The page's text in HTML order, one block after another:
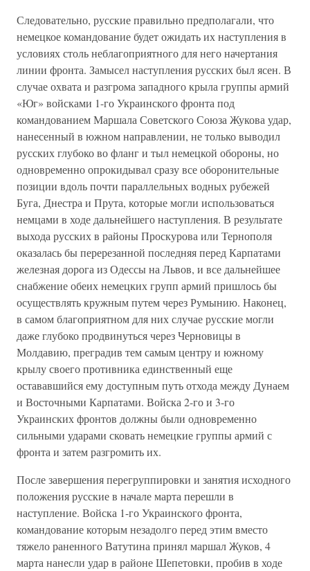
Следовательно, русские правильно предполагали, что
немецкое командование будет ожидать их наступления в
условиях столь неблагоприятного для него начертания
линии фронта. Замысел наступления русских был ясен. В
случае охвата и разгрома западного крыла группы армий
«Юг» войсками 1-го Украинского фронта под
командованием Маршала Советского Союза Жукова удар,
нанесенный в южном направлении, не только выводил
русских глубоко во фланг и тыл немецкой обороны, но
одновременно опрокидывал сразу все оборонительные
позиции вдоль почти параллельных водных рубежей
Буга, Днестра и Прута, которые могли использоваться
немцами в ходе дальнейшего наступления. В результате
выхода русских в районы Проскурова или Тернополя
оказалась бы перерезанной последняя перед Карпатами
железная дорога из Одессы на Львов, и все дальнейшее
снабжение обеих немецких групп армий пришлось бы
осуществлять кружным путем через Румынию. Наконец,
в самом благоприятном для них случае русские могли
даже глубоко продвинуться через Черновицы в
Молдавию, преградив тем самым центру и южному
крылу своего противника единственный еще
остававшийся ему доступным путь отхода между Дунаем
и Восточными Карпатами. Войска 2-го и 3-го
Украинских фронтов должны были одновременно
сильными ударами сковать немецкие группы армий с
фронта и затем разгромить их.
После завершения перегруппировки и занятия исходного
положения русские в начале марта перешли в
наступление. Войска 1-го Украинского фронта,
командование которым незадолго перед этим вместо
тяжело раненного Ватутина принял маршал Жуков, 4
марта нанесли удар в районе Шепетовки, пробив в ходе